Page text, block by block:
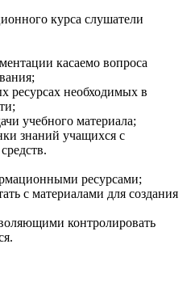
курса слушатели
касаемо вопроса
ресурсах необходимых в
учебного материала;
знаний учащихся с
ресурсами;
с материалами для создания
контролировать